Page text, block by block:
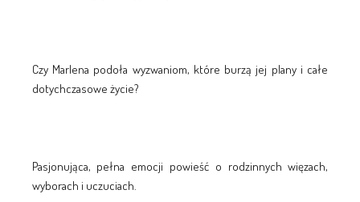
Czy Marlena podoła wyzwaniom, które burzą jej plany i całe
dotychczasowe życie?
Pasjonująca, pełna emocji powieść o rodzinnych więzach,
wyborach i uczuciach.